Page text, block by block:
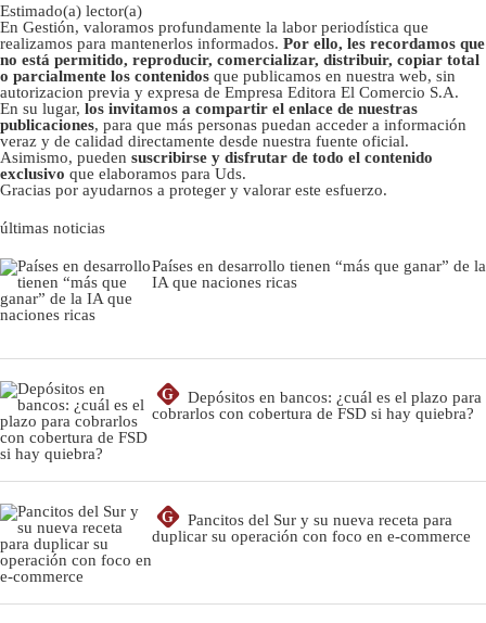
Estimado(a) lector(a)
En Gestión, valoramos profundamente la labor periodística que
realizamos para mantenerlos informados. Por ello, les recordamos que
no está permitido, reproducir, comercializar, distribuir, copiar total
o parcialmente los contenidos que publicamos en nuestra web, sin
autorizacion previa y expresa de Empresa Editora El Comercio S.A.
En su lugar, los invitamos a compartir el enlace de nuestras
publicaciones, para que más personas puedan acceder a información
veraz y de calidad directamente desde nuestra fuente oficial.
Asimismo, pueden suscribirse y disfrutar de todo el contenido
exclusivo que elaboramos para Uds.
Gracias por ayudarnos a proteger y valorar este esfuerzo.
últimas noticias
Países en desarrollo tienen “más que ganar” de la
IA que naciones ricas
G
Depósitos en bancos: ¿cuál es el plazo para
cobrarlos con cobertura de FSD si hay quiebra?
G
Pancitos del Sur y su nueva receta para
duplicar su operación con foco en e-commerce